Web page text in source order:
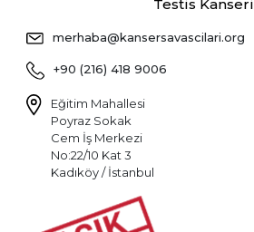
Testis Kanseri
merhaba@kansersavascilari.org
+90 (216) 418 9006
Eğitim Mahallesi
Poyraz Sokak
Cem İş Merkezi
No:22/10 Kat 3
Kadıköy / İstanbul